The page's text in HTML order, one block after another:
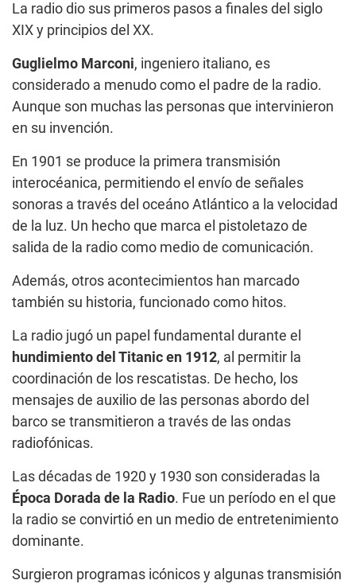
La radio dio sus primeros pasos a finales del siglo
XIX y principios del XX.
Guglielmo Marconi, ingeniero italiano, es
considerado a menudo como el padre de la radio.
Aunque son muchas las personas que intervinieron
en su invención.
En 1901 se produce la primera transmisión
interocéanica, permitiendo el envío de señales
sonoras a través del oceáno Atlántico a la velocidad
de la luz. Un hecho que marca el pistoletazo de
salida de la radio como medio de comunicación.
Además, otros acontecimientos han marcado
también su historia, funcionado como hitos.
La radio jugó un papel fundamental durante el
hundimiento del Titanic en 1912, al permitir la
coordinación de los rescatistas. De hecho, los
mensajes de auxilio de las personas abordo del
barco se transmitieron a través de las ondas
radiofónicas.
Las décadas de 1920 y 1930 son consideradas la
Época Dorada de la Radio. Fue un período en el que
la radio se convirtió en un medio de entretenimiento
dominante.
Surgieron programas icónicos y algunas transmisión